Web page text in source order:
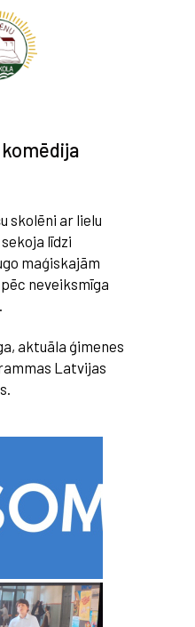
skolēni ar lielu
līdzi
maģiskajām
neveiksmīga
aktuāla ģimenes
Latvijas